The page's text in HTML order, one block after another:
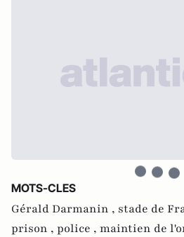
MOTS-CLES
Gérald Darmanin , stade de
prison , police , maintien de